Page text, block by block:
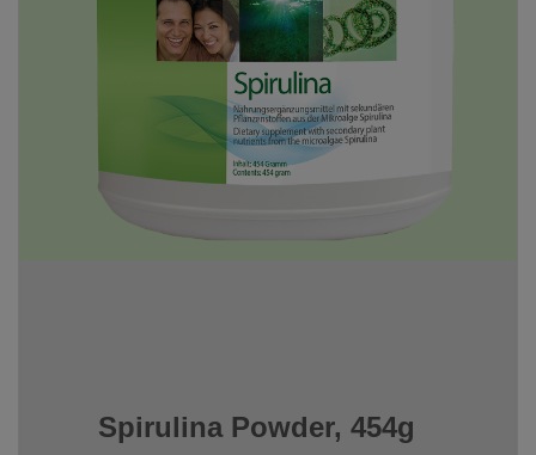
Spirulina Powder, 454g